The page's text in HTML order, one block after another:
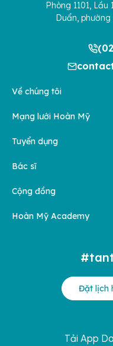
Phòng 1101, Lầu
Duẩn, phường
Về chúng tôi
Mạng lưới Hoàn Mỹ
Tuyển dụng
Bác sĩ
Cộng đồng
Hoàn Mỹ Academy
Đặt lịch
Tải App